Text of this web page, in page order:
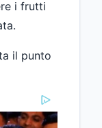
i frutti
il punto